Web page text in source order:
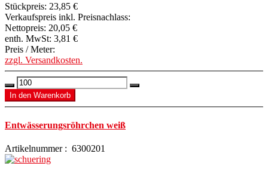
Stückpreis: 23,85 €
Verkaufspreis inkl. Preisnachlass:
Nettopreis: 20,05 €
enth. MwSt: 3,81 €
Preis / Meter:
zzgl. Versandkosten.
Entwässerungsröhrchen weiß
Artikelnummer : 6300201